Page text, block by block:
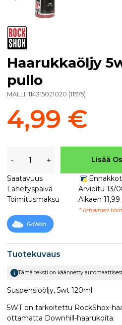
Tuotekuvaus
Tämä teksti on käännetty
Suspensioöljy, 5wt 120ml
5WT on tarkoitettu RockShox-
ottamatta Downhill-haarukoita.
Haarukkaöljy
pullo
MALLI: 114315021020 (11575)
4,99 €
- + Lisää
Saatavuus
Lähetyspäivä
Arvioitu 13/
Toimitusmaksu
Alkaen
* Ilmainen
GoWish